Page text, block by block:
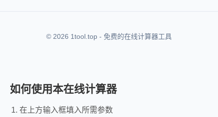
© 2026 1tool.top - 免费的在线计算器工具
如何使用本在线计算器
在上方输入框填入所需参数